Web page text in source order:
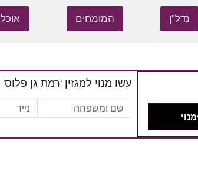
נדל"ן המומחים אוכל
מנוי
עשו מנוי למגזין 'רמת גן פלוס'